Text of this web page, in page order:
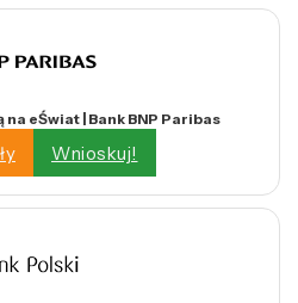
eŚwiat | Bank BNP Paribas
Wnioskuj!